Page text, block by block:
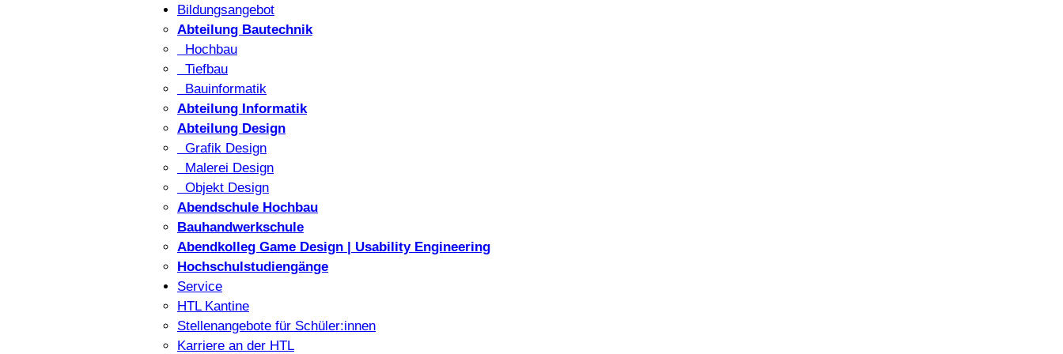
Bildungsangebot
Abteilung Bautechnik
Hochbau
Tiefbau
Bauinformatik
Abteilung Informatik
Abteilung Design
Grafik Design
Malerei Design
Objekt Design
Abendschule Hochbau
Bauhandwerkschule
Abendkolleg Game Design | Usability Engineering
Hochschulstudiengänge
Service
HTL Kantine
Stellenangebote für Schüler:innen
Karriere an der HTL